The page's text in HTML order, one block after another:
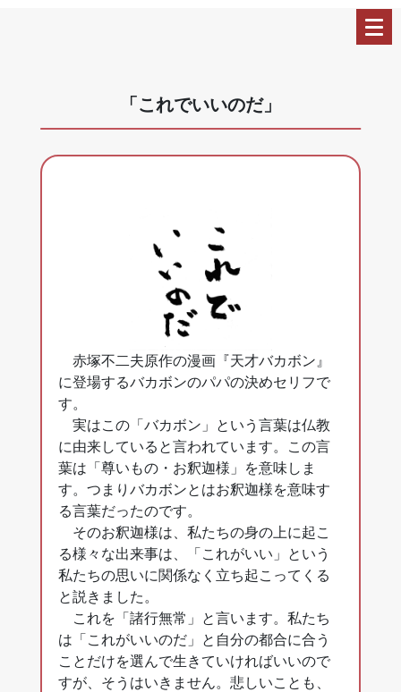
「これでいいのだ」
赤塚不二夫原作の漫画『天才バカボン』
に登場するバカボンのパパの決めセリフで
す。
実はこの「バカボン」という言葉は仏教
に由来していると言われています。この言
葉は「尊いもの・お釈迦様」を意味しま
す。つまりバカボンとはお釈迦様を意味す
る言葉だったのです。
そのお釈迦様は、私たちの身の上に起こ
る様々な出来事は、「これがいい」という
私たちの思いに関係なく立ち起こってくる
と説きました。
これを「諸行無常」と言います。私たち
は「これがいいのだ」と自分の都合に合う
ことだけを選んで生きていければいいので
すが、そうはいきません。悲しいことも、